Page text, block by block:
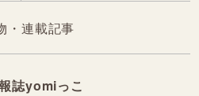
・連載記事
誌yomiっこ